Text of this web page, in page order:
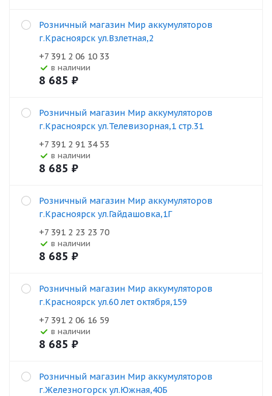
Розничный магазин Мир аккумуляторов
г.Красноярск ул.Взлетная,2
+7 391 2 06 10 33
В наличии
8 685 ₽
Розничный магазин Мир аккумуляторов
г.Красноярск ул.Телевизорная,1 стр.31
+7 391 2 91 34 53
В наличии
8 685 ₽
Розничный магазин Мир аккумуляторов
г.Красноярск ул.Гайдашовка,1Г
+7 391 2 23 23 70
В наличии
8 685 ₽
Розничный магазин Мир аккумуляторов
г.Красноярск ул.60 лет октября,159
+7 391 2 06 16 59
В наличии
8 685 ₽
Розничный магазин Мир аккумуляторов
г.Железногорск ул.Южная,40Б